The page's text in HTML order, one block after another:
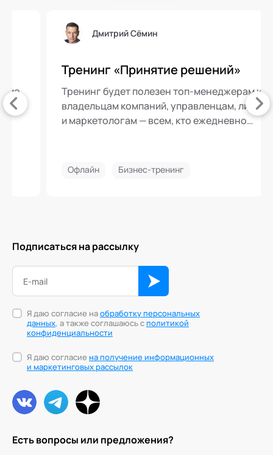
Дмитрий Сёмин
Тренинг «Принятие решений»
Тренинг будет полезен топ-менеджерам и
владельцам компаний, управленцам, лидерам
и маркетологам — всем, кто ежедневно
Бизнес-тренинг
Есть вопросы или предложения?
Подписаться на рассылку
Я даю согласие наобработку персональных
данных, а также соглашаюсь сполитикой
конфиденциальности
Я даю согласие на получение информационных
и маркетинговых рассылок